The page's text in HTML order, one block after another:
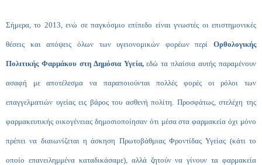
Σήμερα, το 2013, ενώ σε παγκόσμιο επίπεδο είναι γνωστές οι επιστημονικές
θέσεις και απόψεις όλων των υγειονομικών φορέων περί Ορθολογικής
Πολιτικής Φαρμάκου στη Δημόσια Υγεία,εδώ τα πλαίσια αυτής παραμένουν
ασαφή με αποτέλεσμα να παραποιούνται πολλές φορές οι ρόλοι των
επαγγελματιών υγείας εις βάρος του ασθενή πολίτη. Προσφάτως, στελέχη της
φαρμακευτικής οικογένειας δημοσιοποίησαν ότι μέσα στα φαρμακεία όχι μόνο
πρέπει να διαιωνίζεται η άσκηση Πρωτοβάθμιας Φροντίδας Υγείας (κάτι το
οποίο επανειλημμένα καταδικάσαμε), αλλά ζητούν να γίνουν τα φαρμακεία